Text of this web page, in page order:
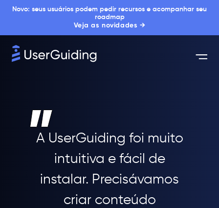
Novo: seus usuários podem pedir recursos e acompanhar seu
roadmap
Veja as novidades →
A UserGuiding foi muito
intuitiva e fácil de
instalar. Precisávamos
criar conteúdo